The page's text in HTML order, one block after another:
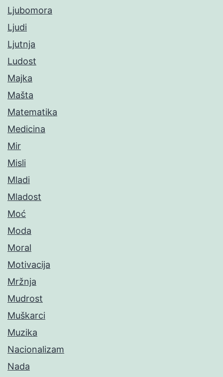
Ljubomora
Ljudi
Ljutnja
Ludost
Majka
Mašta
Matematika
Medicina
Mir
Misli
Mladi
Mladost
Moć
Moda
Moral
Motivacija
Mržnja
Mudrost
Muškarci
Muzika
Nacionalizam
Nada